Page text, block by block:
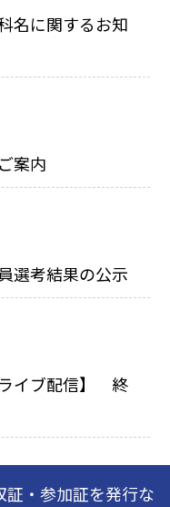
名に関するお知
案内
選考結果の公示
イブ配信】 終
・参加証を発行な